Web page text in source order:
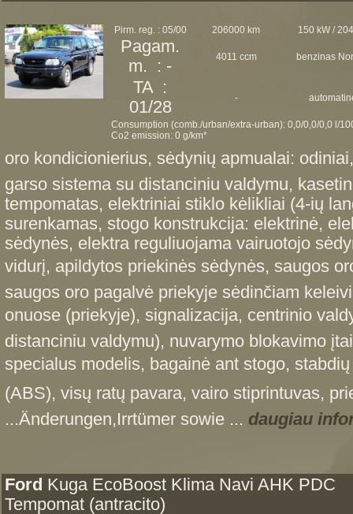
Pirm. reg. : 05/00 206000 km 150 kW /
Pagam.
m. : -
4011 ccm benzinas
TA :
01/28
-
Consumption (comb./urban/extra-urban): 0,0/0,0/0,0 l/
Co2 emission: 0 g/km*
oro kondicionierius, sėdynių apmualai:
garso sistema su distanciniu valdymu,
tempomatas, elektriniai stiklo kėlikliai (4-ių
surenkamas, stogo konstrukcija: elektrinė,
sėdynės, elektra reguliuojama vairuotojo
vidurį, apildytos priekinės sėdynės, saugos
saugos oro pagalvė priekyje sėdinčiam
onuose (priekyje), signalizacija, centrinio
distanciniu valdymu), nuvarymo blokavimo
specialus modelis, bagainė ant stogo,
(ABS), visų ratų pavara, vairo stiprintuvas,
...Änderungen,Irrtümer sowie ... daugiau
Ford Kuga EcoBoost Klima Navi AHK PDC
Tempomat (antracito)